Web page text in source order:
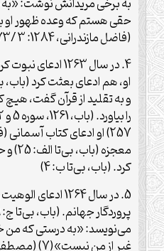
(فاضل مازندرانی، 1284: 3 /173 و 174)
4. در سال 1263
و به تقلید از قرآن گفت،‌
کرد. (باب، بی‌تا ب: 4)
می‌نویسد: «‌به درستی که من